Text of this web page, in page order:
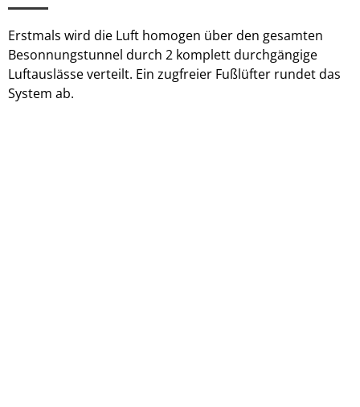
Erstmals wird die Luft homogen über den gesamten
Besonnungstunnel durch 2 komplett durchgängige
Luftauslässe verteilt. Ein zugfreier Fußlüfter rundet das
System ab.